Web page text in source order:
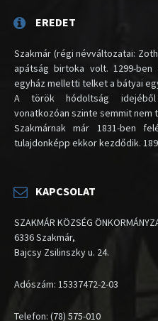
EREDET
Szakmár (régi névváltozatai:
apátság birtoka volt. 1299-
egyház melletti telket a bátyai
A török hódoltság
vonatkozóan szinte semmit nem
Szakmárnak már 1831-ben
tulajdonképp ekkor kezdődik.
KAPCSOLAT
SZAKMÁR KÖZSÉG
6336 Szakmár,
Bajcsy Zsilinszky u. 24.
Adószám: 15337472-2-03
Telefon: (78) 575-010